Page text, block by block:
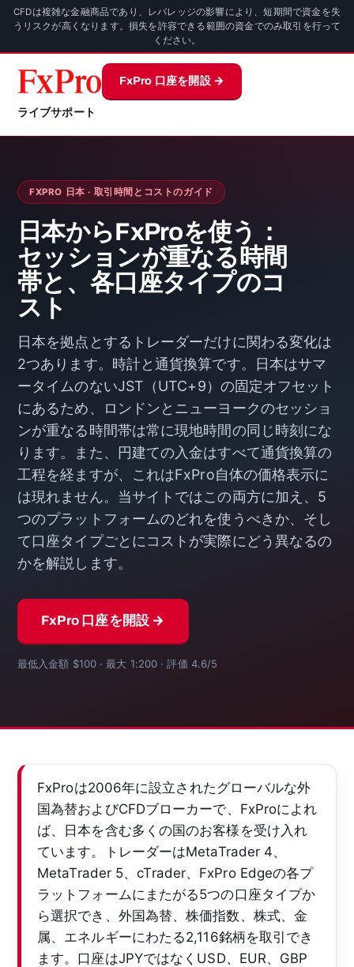
CFDは複雑な金融商品であり、レバレッジの影響により、短期間で資金を失
うリスクが高くなります。損失を許容できる範囲の資金でのみ取引を行って
ください。
ライブサポート
FxPro 口座を開設 →
FXPRO 日本 · 取引時間とコストのガイド
日本からFxProを使う：
セッションが重なる時間
帯と、各口座タイプのコ
スト
日本を拠点とするトレーダーだけに関わる変化は
2つあります。時計と通貨換算です。日本はサマ
ータイムのないJST（UTC+9）の固定オフセット
にあるため、ロンドンとニューヨークのセッショ
ンが重なる時間帯は常に現地時間の同じ時刻にな
ります。また、円建ての入金はすべて通貨換算の
工程を経ますが、これはFxPro自体の価格表示に
は現れません。当サイトではこの両方に加え、5
つのプラットフォームのどれを使うべきか、そし
て口座タイプごとにコストが実際にどう異なるの
かを解説します。
FxPro 口座を開設 →
最低入金額 $100 · 最大 1:200 · 評価 4.6/5
FxProは2006年に設立されたグローバルな外
国為替およびCFDブローカーで、FxProによれ
ば、日本を含む多くの国のお客様を受け入れ
ています。トレーダーはMetaTrader 4、
MetaTrader 5、cTrader、FxPro Edgeの各プ
ラットフォームにまたがる5つの口座タイプか
ら選択でき、外国為替、株価指数、株式、金
属、エネルギーにわたる2,116銘柄を取引でき
ます。口座はJPYではなくUSD、EUR、GBP